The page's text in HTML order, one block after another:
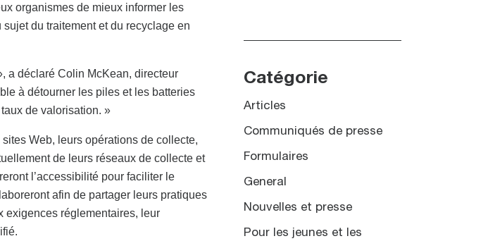
organismes de mieux informer les
du traitement et du recyclage en
a déclaré Colin McKean, directeur
à détourner les piles et les batteries
de valorisation. »
Web, leurs opérations de collecte,
de leurs réseaux de collecte et
l’accessibilité pour faciliter le
afin de partager leurs pratiques
exigences réglementaires, leur
Catégorie
Articles
Communiqués de presse
Formulaires
General
Nouvelles et presse
Pour les jeunes et les